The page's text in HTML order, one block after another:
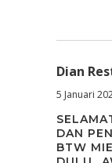
Dian
5 Januari
DAN
BTW